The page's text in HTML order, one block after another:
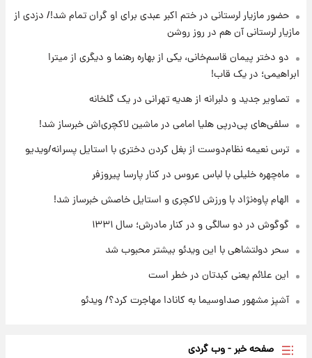
۱۳ ساعت پیش
با قدرتمندترین و بادوام ترین تانک جهان آشنا
شوید+ فیلم
۱۳ ساعت پیش
+جدول
۱۴ ساعت پیش
قیمت محصولات ایران‌خودرو و سایپا امروز شنبه
حضور مازیار لرستانی در ختم اکبر عبدی برای او گران تمام شد!/ دزدی از
مازیار لرستانی آن هم در روز روشن
دو دختر پیمان قاسم‌خانی، یکی از بهاره رهنما و دیگری از میترا
ابراهیمی؛ در یک قاب!
تصاویر جدید و دلبرانه از هدیه تهرانی در یک گلخانه
سلفی‌های پی‌درپی هلیا امامی در ماشین لاکچری‌اش خبرساز شد!
ترس نعیمه نظام‌دوست از بغل کردن دختری با استایل پسرانه/ویدیو
ماه‌چهره خلیلی با لباس عروس در کنار پارسا پیروزفر
الهام پاوه‌نژاد با ورزش لاکچری و استایل خاصش خبرساز شد!
گوگوش در دو سالگی و در کنار مادرش؛ سال ۱۳۳۱
سحر دولتشاهی با این ویدئو بیشتر محبوب شد
این علائم یعنی کبدتان در خطر است
آشپز مشهور صداوسیما به کانادا مهاجرت کرد؟/ ویدئو
صفحه خبر - وب گردی